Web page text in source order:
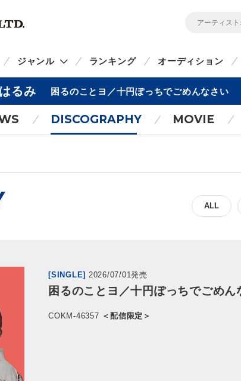
ジャンル ランキング オーディション
るみ 困るのことヨ／十円ぽっちでごめんなさい
DISCOGRAPHY MOVIE
ALL
[SINGLE] 2026/07/01発売
困るのことヨ／十円ぽっちでごめん
COKM-46357 ＜配信限定＞